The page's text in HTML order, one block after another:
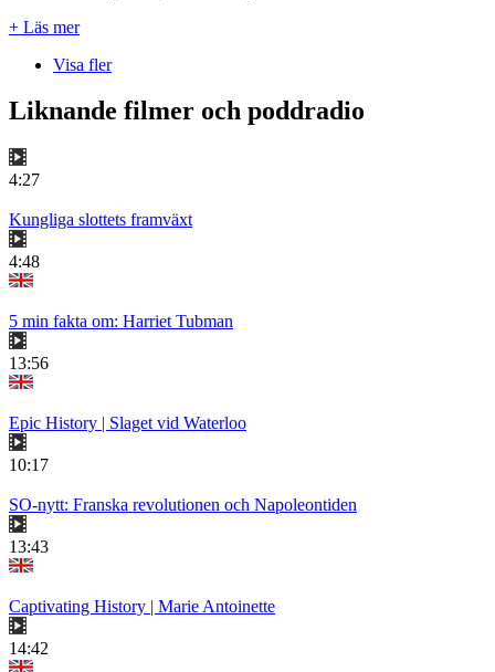
+ Läs mer
Visa fler
Liknande filmer och poddradio
4:27
Kungliga slottets framväxt
4:48
5 min fakta om: Harriet Tubman
13:56
Epic History | Slaget vid Waterloo
10:17
SO-nytt: Franska revolutionen och Napoleontiden
13:43
Captivating History | Marie Antoinette
14:42